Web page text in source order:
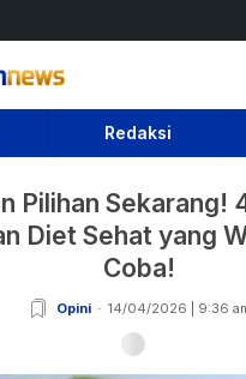
Sejuta Informasi
Redaksi
Pilihan Sekarang!
Diet Sehat yang
Coba!
Opini 14/04/2026 | 9:36